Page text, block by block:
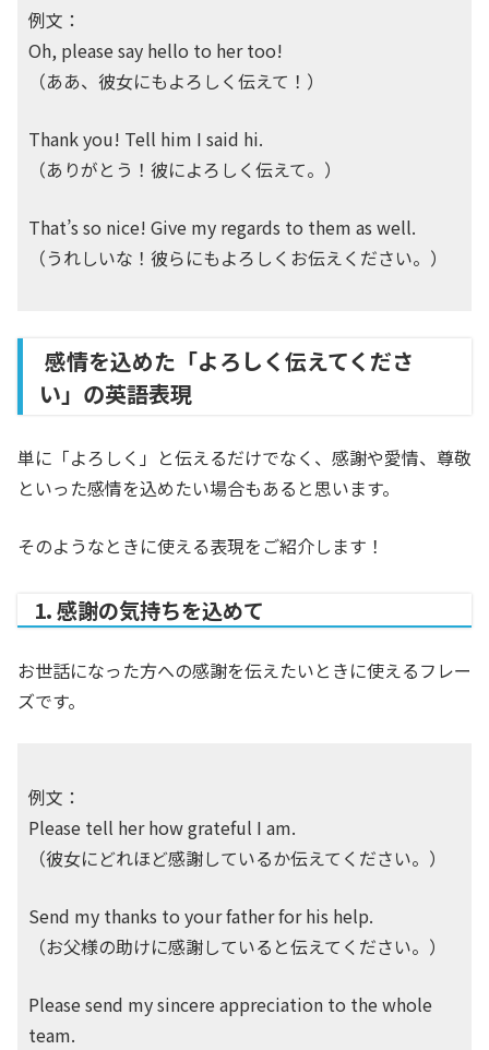
例文：
Oh, please say hello to her too!
（ああ、彼女にもよろしく伝えて！）
Thank you! Tell him I said hi.
（ありがとう！彼によろしく伝えて。）
That’s so nice! Give my regards to them as well.
（うれしいな！彼らにもよろしくお伝えください。）
感情を込めた「よろしく伝えてくださ
い」の英語表現
単に「よろしく」と伝えるだけでなく、感謝や愛情、尊敬
といった感情を込めたい場合もあると思います。
そのようなときに使える表現をご紹介します！
1. 感謝の気持ちを込めて
お世話になった方への感謝を伝えたいときに使えるフレー
ズです。
例文：
Please tell her how grateful I am.
（彼女にどれほど感謝しているか伝えてください。）
Send my thanks to your father for his help.
（お父様の助けに感謝していると伝えてください。）
Please send my sincere appreciation to the whole
team.